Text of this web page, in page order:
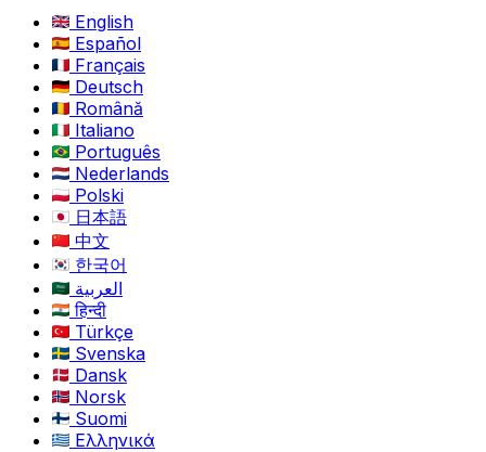
English
Español
Français
Deutsch
Română
Italiano
Português
Nederlands
Polski
日本語
中文
한국어
العربية
हिन्दी
Türkçe
Svenska
Dansk
Norsk
Suomi
Ελληνικά